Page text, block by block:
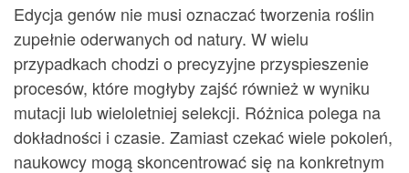
Edycja genów nie musi oznaczać tworzenia roślin
zupełnie oderwanych od natury. W wielu
przypadkach chodzi o precyzyjne przyspieszenie
procesów, które mogłyby zajść również w wyniku
mutacji lub wieloletniej selekcji. Różnica polega na
dokładności i czasie. Zamiast czekać wiele pokoleń,
naukowcy mogą skoncentrować się na konkretnym